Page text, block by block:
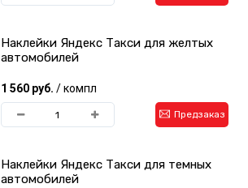
Наклейки Яндекс Такси для желтых
автомобилей
1 560 руб. / компл
Предзаказ
Наклейки Яндекс Такси для темных
автомобилей